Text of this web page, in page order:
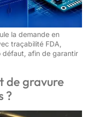
la demande en
traçabilité FDA,
défaut, afin de garantir
de gravure
?